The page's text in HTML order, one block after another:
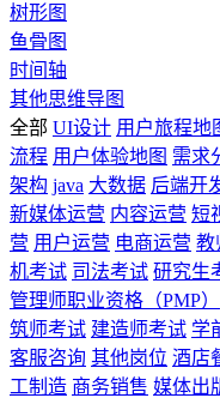
树形图
鱼骨图
时间轴
其他思维导图
全部 UI设计 用户旅程地
流程 用户体验地图 需求
架构 java 大数据 后端开
新媒体运营 内容运营 短
营 用户运营 电商运营 教
机考试 司法考试 研究生
管理师职业资格（PMP）
筑师考试 建造师考试 学
客服咨询 其他岗位 酒店
工制造 商务销售 媒体出